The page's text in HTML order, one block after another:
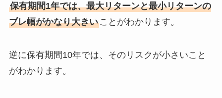
保有期間1年では、最大リターンと最小リターンの
ブレ幅がかなり大きいことがわかります。
逆に保有期間10年では、そのリスクが小さいこと
がわかります。